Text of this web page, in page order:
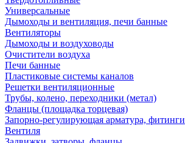
Универсальные
Дымоходы и вентиляция, печи банные
Вентиляторы
Дымоходы и воздуховоды
Очистители воздуха
Печи банные
Пластиковые системы каналов
Решетки вентиляционные
Трубы, колено, переходники (метал)
Фланцы (площадка торцевая)
Запорно-регулирующая арматура, фитинги
Вентиля